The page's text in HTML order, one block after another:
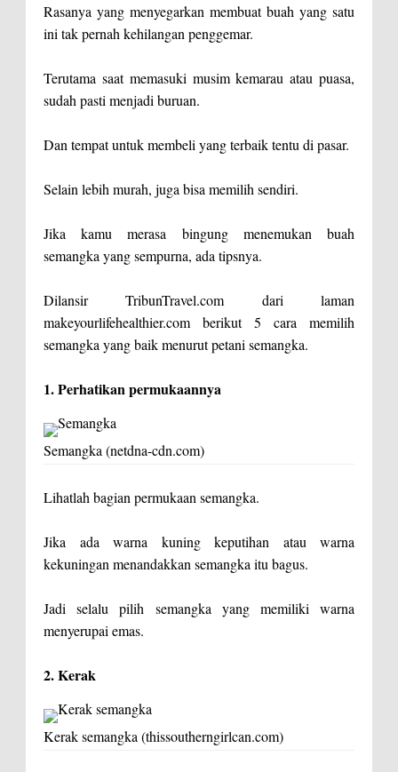
Rasanya yang menyegarkan membuat buah yang satu
ini tak pernah kehilangan penggemar.
Terutama saat memasuki musim kemarau atau puasa,
sudah pasti menjadi buruan.
Dan tempat untuk membeli yang terbaik tentu di pasar.
Selain lebih murah, juga bisa memilih sendiri.
Jika kamu merasa bingung menemukan buah
semangka yang sempurna, ada tipsnya.
Dilansir TribunTravel.com dari laman
makeyourlifehealthier.com berikut 5 cara memilih
semangka yang baik menurut petani semangka.
1. Perhatikan permukaannya
Semangka (netdna-cdn.com)
Lihatlah bagian permukaan semangka.
Jika ada warna kuning keputihan atau warna
kekuningan menandakkan semangka itu bagus.
Jadi selalu pilih semangka yang memiliki warna
menyerupai emas.
2. Kerak
Kerak semangka (thissoutherngirlcan.com)